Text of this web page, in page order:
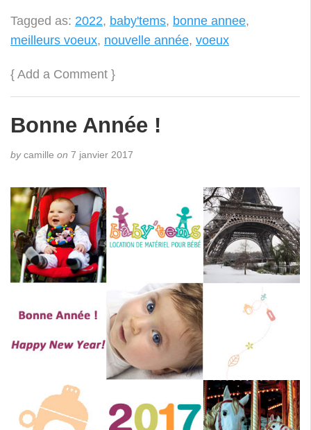
Tagged as: 2022, baby'tems, bonne annee,
meilleurs voeux, nouvelle année, voeux
{ Add a Comment }
Bonne Année !
bycamille on 7 janvier 2017